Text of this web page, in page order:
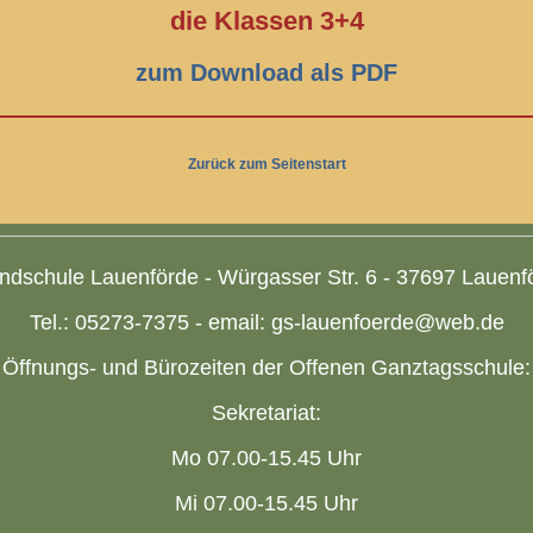
die Klassen 3+4
zum Download als PDF
Zurück zum Seitenstart
Lauenförde - Würgasser Str. 6 - 37697
Tel.: 05273-7375 - email: gs-lauenfoerde@web.de
Öffnungs- und Bürozeiten der Offenen Ganztagsschule:
Sekretariat:
Mo 07.00-15.45 Uhr
Mi 07.00-15.45 Uhr